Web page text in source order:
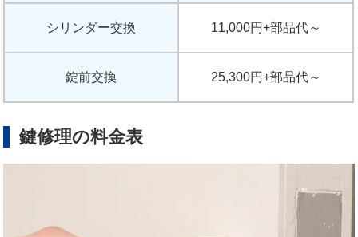
シリンダー交換 11,000円+部品代～
錠前交換 25,300円+部品代～
鍵修理の料金表